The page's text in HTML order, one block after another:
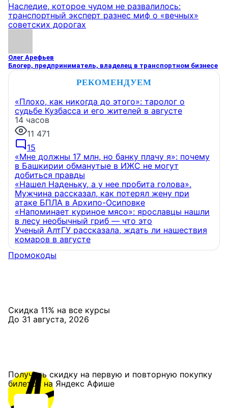
Наследие, которое чудом не развалилось:
транспортный эксперт разнес миф о «вечных»
советских дорогах
Олег Арефьев
Блогер, предприниматель, владелец в транспортном бизнесе
РЕКОМЕНДУЕМ
«Плохо, как никогда до этого»: таролог о
судьбе Кузбасса и его жителей в августе
14 часов
11 471
15
«Мне должны 17 млн, но банку плачу я»: почему
в Башкирии обманутые в ИЖС не могут
добиться правды
«Нашел Наденьку, а у нее пробита голова».
Мужчина рассказал, как потерял жену при
атаке БПЛА в Архипо-Осиповке
«Напоминает куриное мясо»: ярославцы нашли
в лесу необычный гриб — что это
Ученый АлтГУ рассказала, ждать ли нашествия
комаров в августе
Промокоды
Скидка 11% на все курсы
До 31 августа, 2026
Получить скидку на первую и повторную покупку
билетов на Яндекс Афише